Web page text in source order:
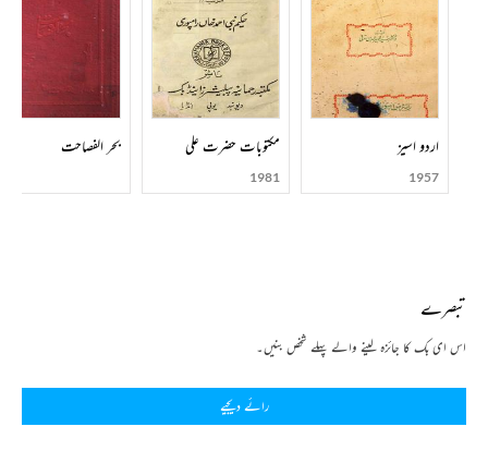
اردو اسیز
1957
مکتوبات حضرت علی
1981
بحر الفصاحت
تبصرے
اس ای بک کا جائزہ لینے والے پہلے شخص بنیں۔
رائے دیجیے